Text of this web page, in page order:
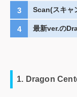
Scan(スキャ
最新ver.の
1. Dragon